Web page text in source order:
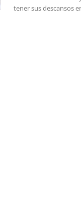
tener sus descansos